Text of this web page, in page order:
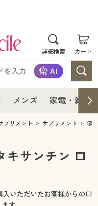
詳細検索 カート
メンズ 家電・雑貨
プリメント サプリメント 健
キサンチン 口
いただいたお客様からの口